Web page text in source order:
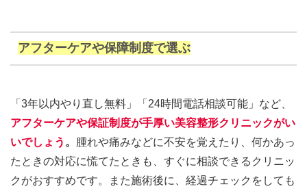
アフターケアや保障制度で選ぶ
「3年以内やり直し無料」「24時間電話相談可能」など、
アフターケアや保証制度が手厚い美容整形クリニックがい
いでしょう 。
腫れや痛みなどに不安を覚えたり、何かあっ
たときの対応に慌てたときも、すぐに相談できるクリニッ
クがおすすめです。また施術後に、経過チェックをしても